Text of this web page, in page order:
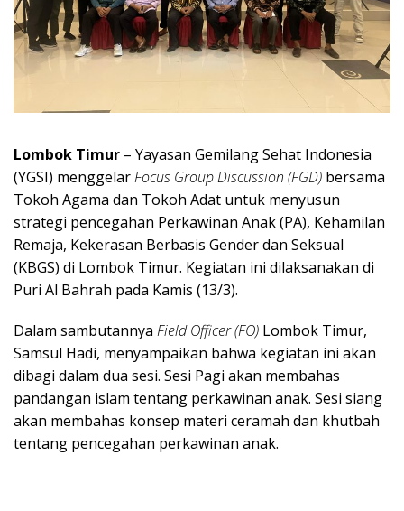
Lombok Timur – Yayasan Gemilang Sehat Indonesia
(YGSI) menggelarFocus Group Discussion (FGD) bersama
Tokoh Agama dan Tokoh Adat untuk menyusun
strategi pencegahan Perkawinan Anak (PA), Kehamilan
Remaja, Kekerasan Berbasis Gender dan Seksual
(KBGS) di Lombok Timur. Kegiatan ini dilaksanakan di
Puri Al Bahrah pada Kamis (13/3).
Dalam sambutannya Field Officer (FO) Lombok Timur,
Samsul Hadi, menyampaikan bahwa kegiatan ini akan
dibagi dalam dua sesi. Sesi Pagi akan membahas
pandangan islam tentang perkawinan anak. Sesi siang
akan membahas konsep materi ceramah dan khutbah
tentang pencegahan perkawinan anak.